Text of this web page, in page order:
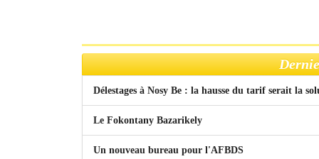
Délestages à Nosy Be : la hausse du tarif serait la
Le Fokontany Bazarikely
Un nouveau bureau pour l'AFBDS